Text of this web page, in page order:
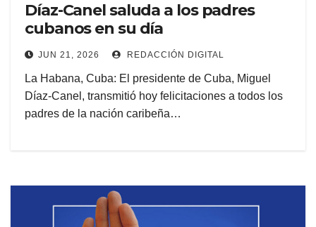
Díaz-Canel saluda a los padres
cubanos en su día
JUN 21, 2026 REDACCIÓN DIGITAL
La Habana, Cuba: El presidente de Cuba, Miguel
Díaz-Canel, transmitió hoy felicitaciones a todos los
padres de la nación caribeña…